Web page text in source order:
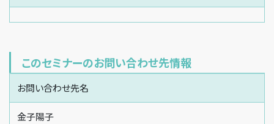
このセミナーのお問い合わせ先情報
お問い合わせ先名
金子陽子